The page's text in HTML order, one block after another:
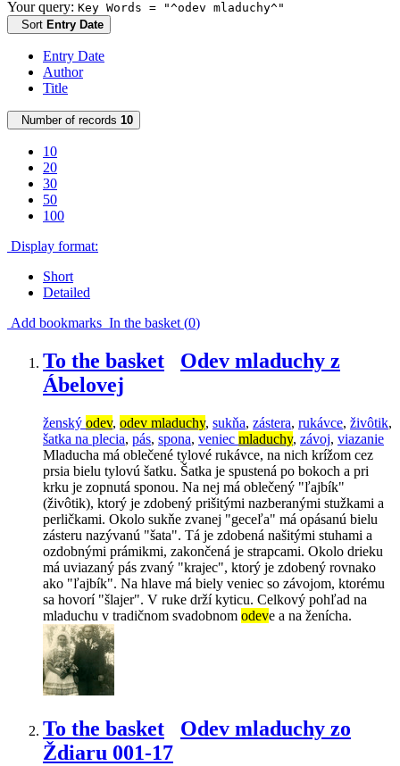
Your query: Key Words = "^odev mladuchy^"
Sort Entry Date
Entry Date
Author
Title
Number of records 10
10
20
30
50
100
Display format:
Short
Detailed
Add bookmarks In the basket (0)
To the basket
Odev mladuchy z
Ábelovej
ženský odev, odev mladuchy, sukňa, zástera, rukávce, živôtik,
šatka na plecia, pás, spona, veniec mladuchy, závoj, viazanie
Mladucha má oblečené tylové rukávce, na nich krížom cez
prsia bielu tylovú šatku. Šatka je spustená po bokoch a pri
krku je zopnutá sponou. Na nej má oblečený "ľajbík"
(živôtik), ktorý je zdobený prišitými nazberanými stužkami a
perličkami. Okolo sukňe zvanej "geceľa" má opásanú bielu
zásteru nazývanú "šata". Tá je zdobená našitými stuhami a
ozdobnými prámikmi, zakončená je strapcami. Okolo drieku
má uviazaný pás zvaný "krajec", ktorý je zdobený rovnako
ako "ľajbík". Na hlave má biely veniec so závojom, ktorému
sa hovorí "šlajer". V ruke drží kyticu. Celkový pohľad na
mladuchu v tradičnom svadobnom odeve a na ženícha.
To the basket
Odev mladuchy zo
Ždiaru 001-17